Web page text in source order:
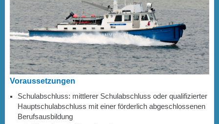
Voraussetzungen
Schulabschluss: mittlerer Schulabschluss oder qualifizierter
Hauptschulabschluss mit einer förderlich abgeschlossenen
Berufsausbildung